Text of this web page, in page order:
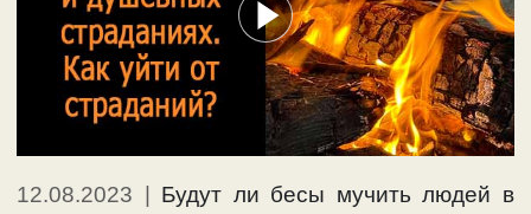
12.08.2023
Будут ли бесы мучить людей в